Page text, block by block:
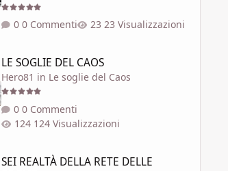
0 Commenti 23 Visualizzazioni
LE SOGLIE DEL CAOS
Hero81 in Le soglie del Caos
0 Commenti
124 Visualizzazioni
SEI REALTÀ DELLA RETE DELLE